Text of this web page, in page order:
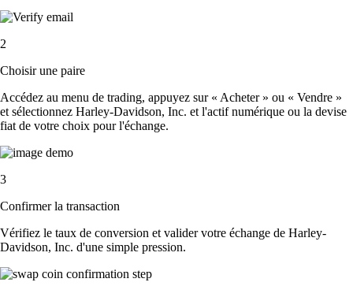
2
Choisir une paire
Accédez au menu de trading, appuyez sur « Acheter » ou « Vendre »
et sélectionnez Harley-Davidson, Inc. et l'actif numérique ou la devise
fiat de votre choix pour l'échange.
3
Confirmer la transaction
Vérifiez le taux de conversion et valider votre échange de Harley-
Davidson, Inc. d'une simple pression.